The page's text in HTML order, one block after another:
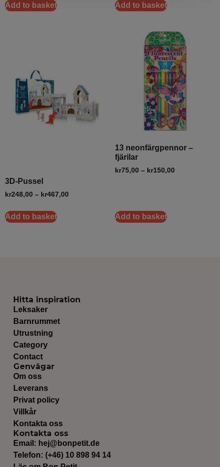
Add to basket Add to basket
3D-Pussel
kr248,00 – kr467,00
Add to basket
13 neonfärgpennor –
fjärilar
kr75,00 – kr150,00
Add to basket
Hitta inspiration
Leksaker
Barnrummet
Utrustning
Category
Contact
Genvägar
Om oss
Leverans
Privat policy
Villkår
Kontakta oss
Kontakta oss
Email: hej@bonpetit.de
Telefon: (+46) 10 898 94 14